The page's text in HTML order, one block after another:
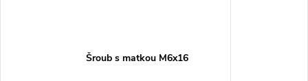
Šroub s matkou M6x16